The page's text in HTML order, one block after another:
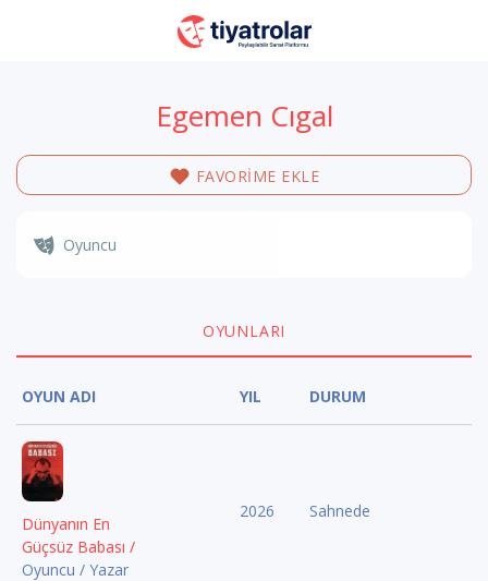
Egemen Cıgal
FAVORİME EKLE
Oyuncu
OYUNLARI
OYUN ADI YIL DURUM
Dünyanın En
Güçsüz Babası /
Oyuncu / Yazar
2026 Sahnede